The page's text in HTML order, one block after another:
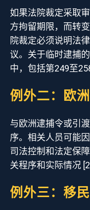
如果法院裁定采取
方拘留期限，而转
院裁定必须说明法
议。关于临时逮捕
中，包括第249至
例外二：欧
与欧洲逮捕令或引
序。相关人员可能
司法控制和法定保
关程序和实际情况 [2]
例外三：移